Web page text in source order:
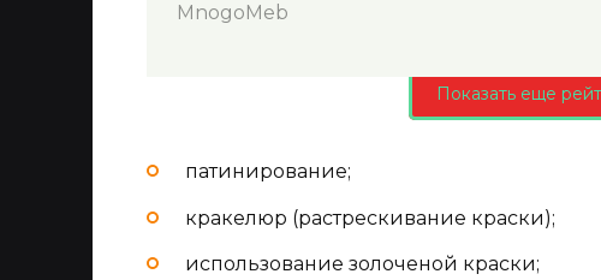
MnogoMeb
Показать еще
патинирование;
кракелюр (растрескивание краски);
использование золоченой краски;